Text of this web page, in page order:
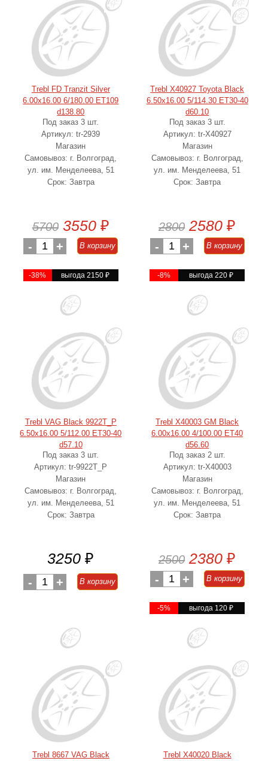
Trebl FD Tranzit Silver
6.00x16.00 6/180.00 ET109
d138.80
Под заказ 3 шт.
Артикул: tr-2939
Магазин
Самовывоз: г. Волгоград,
ул. им. Менделеева, 51
Срок: Завтра
5700 3550 ₽
- 1 + В корзину
-38% выгода 2150 ₽
Trebl X40927 Toyota Black
6.50x16.00 5/114.30 ET30-40
d60.10
Под заказ 3 шт.
Артикул: tr-X40927
Магазин
Самовывоз: г. Волгоград,
ул. им. Менделеева, 51
Срок: Завтра
2800 2580 ₽
- 1 + В корзину
-8% выгода 220₽
Trebl VAG Black 9922T_P
6.50x16.00 5/112.00 ET30-40
d57.10
Под заказ 3 шт.
Артикул: tr-9922T_P
Магазин
Самовывоз: г. Волгоград,
ул. им. Менделеева, 51
Срок: Завтра
3250 ₽
- 1 + В корзину
Trebl X40003 GM Black
6.00x16.00 4/100.00 ET40
d56.60
Под заказ 2 шт.
Артикул: tr-X40003
Магазин
Самовывоз: г. Волгоград,
ул. им. Менделеева, 51
Срок: Завтра
2500 2380 ₽
- 1 + В корзину
-5% выгода 120₽
Trebl 8667 VAG Black Trebl X40020 Black